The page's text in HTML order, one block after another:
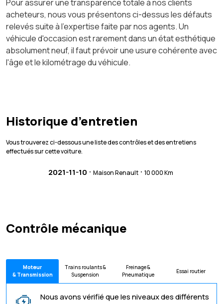
Pour assurer une transparence totale à nos clients
acheteurs, nous vous présentons ci-dessus les défauts
relevés suite à l'expertise faite par nos agents. Un
véhicule d'occasion est rarement dans un état esthétique
absolument neuf, il faut prévoir une usure cohérente avec
l'âge et le kilométrage du véhicule.
Historique d’entretien
Vous trouverez ci-dessous une liste des contrôles et des entretiens
effectués sur cette voiture.
2021-11-10 · Maison Renault · 10 000 Km
Contrôle mécanique
Moteur
& Transmission
Trains roulants &
Suspension
Freinage &
Pneumatique
Essai routier
Nous avons vérifié que les niveaux des différents